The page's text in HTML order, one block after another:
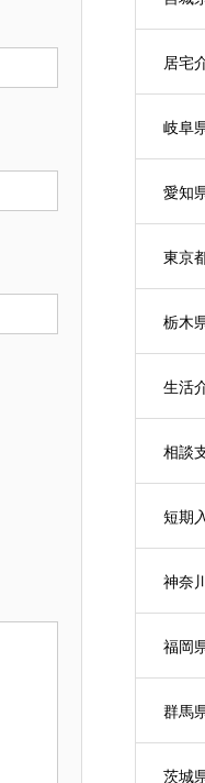
居宅
岐阜
愛知
東京
栃木
生活
相談
短期
神奈
福岡
群馬
茨城